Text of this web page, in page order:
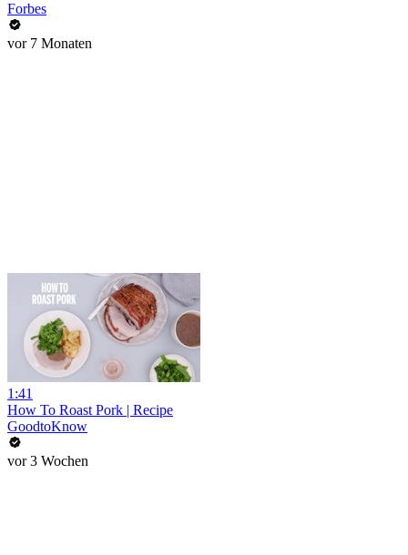
Forbes
vor 7 Monaten
1:41
How To Roast Pork | Recipe
GoodtoKnow
vor 3 Wochen